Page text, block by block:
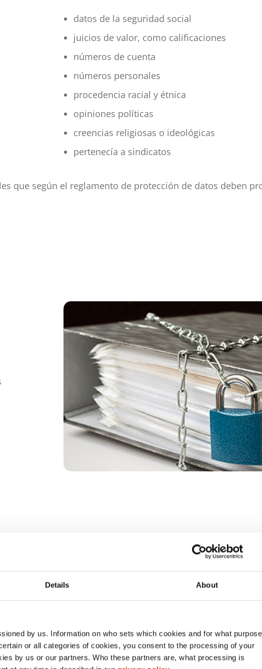
Details About
by us. Information on who sets which cookies and for what purpose
or all categories of cookies, you consent to the processing of your
by us or our partners. Who these partners are, what processing is
datos de la seguridad social
juicios de valor, como calificaciones
números de cuenta
números personales
procedencia racial y étnica
opiniones políticas
creencias religiosas o ideológicas
pertenecía a sindicatos
que según el reglamento de protección de datos deben
¿Cuándo resulta una persona
Según el reglamento de protección de datos, se considera
persona natural, cuando esta puede ser identificada de
indirecta, especialmente mediante asignación a una